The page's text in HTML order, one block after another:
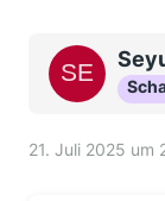
21. Juli 2025 um